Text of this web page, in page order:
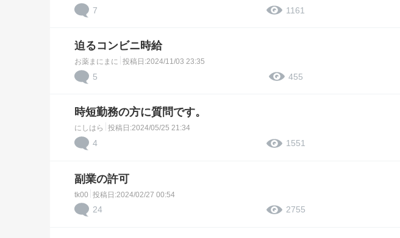
7 1161
迫るコンビニ時給
お薬まにまに 投稿日:2024/11/03 23:35
5 455
時短勤務の方に質問です。
にしはら 投稿日:2024/05/25 21:34
4 1551
副業の許可
tk00 投稿日:2024/02/27 00:54
24 2755